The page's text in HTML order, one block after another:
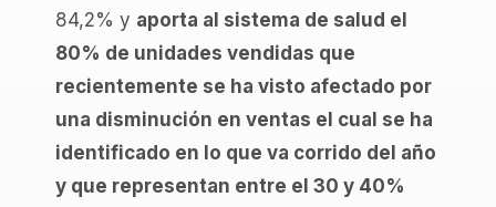
84,2% y aporta al sistema de salud el
80% de unidades vendidas que
recientemente se ha visto afectado por
una disminución en ventas el cual se ha
identificado en lo que va corrido del año
y que representan entre el 30 y 40%